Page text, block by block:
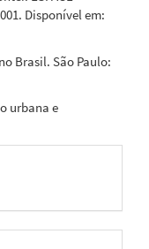
Disponível em:
Brasil. São Paulo:
urbana e